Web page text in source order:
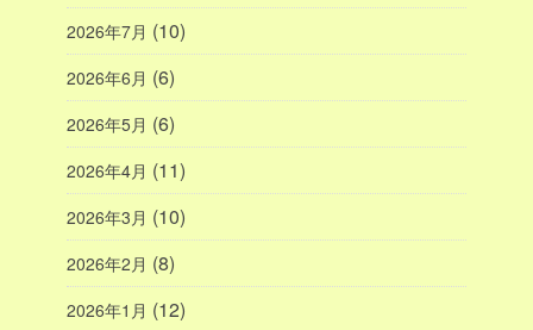
2026年7月 (10)
2026年6月 (6)
2026年5月 (6)
2026年4月 (11)
2026年3月 (10)
2026年2月 (8)
2026年1月 (12)